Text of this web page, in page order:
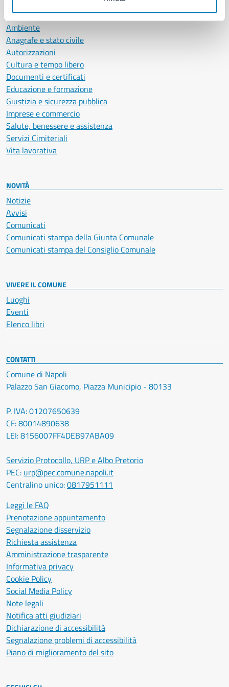
CATEGORIE DI SERVIZIO
Ambiente
Anagrafe e stato civile
Autorizzazioni
Cultura e tempo libero
Documenti e certificati
Educazione e formazione
Giustizia e sicurezza pubblica
Imprese e commercio
Salute, benessere e assistenza
Servizi Cimiteriali
Vita lavorativa
NOVITÀ
Notizie
Avvisi
Comunicati
Comunicati stampa della Giunta Comunale
Comunicati stampa del Consiglio Comunale
VIVERE IL COMUNE
Luoghi
Eventi
Elenco libri
CONTATTI
Comune di Napoli
Palazzo San Giacomo, Piazza Municipio - 80133
P. IVA: 01207650639
CF: 80014890638
LEI: 8156007FF4DEB97ABA09
Servizio Protocollo, URP e Albo Pretorio
PEC: urp@pec.comune.napoli.it
Centralino unico:0817951111
Leggi le FAQ
Prenotazione appuntamento
Segnalazione disservizio
Richiesta assistenza
Amministrazione trasparente
Informativa privacy
Cookie Policy
Social Media Policy
Note legali
Notifica atti giudiziari
Dichiarazione di accessibilità
Segnalazione problemi di accessibilità
Piano di miglioramento del sito